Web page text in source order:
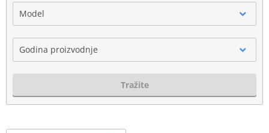
Model
Godina proizvodnje
Tražite